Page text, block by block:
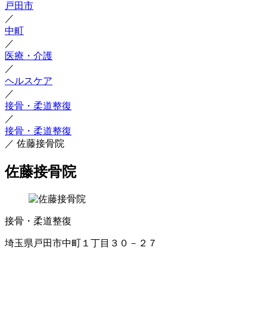
戸田市
／
中町
／
医療・介護
／
ヘルスケア
／
接骨・柔道整復
／
接骨・柔道整復
／ 佐藤接骨院
佐藤接骨院
接骨・柔道整復
埼玉県戸田市中町１丁目３０－２７